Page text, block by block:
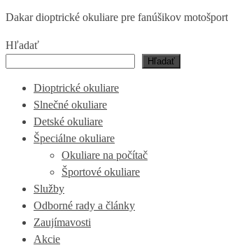
Dakar dioptrické okuliare pre fanúšikov
Hľadať
Hľadať
Dioptrické okuliare
Slnečné okuliare
Detské okuliare
Špeciálne okuliare
Okuliare na počítač
Športové okuliare
Služby
Odborné rady a články
Zaujímavosti
Akcie